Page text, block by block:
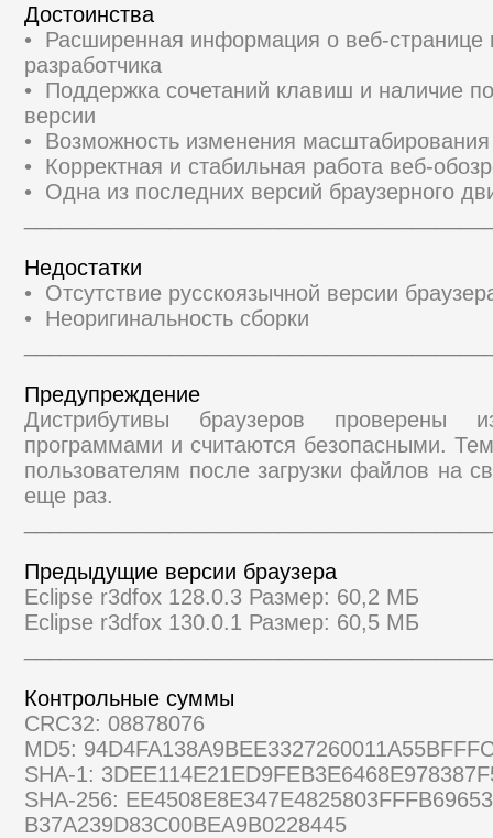
Достоинства
• Расширенная информация о веб-странице
разработчика
• Поддержка сочетаний клавиш и наличие
версии
• Возможность изменения масштабирования
• Корректная и стабильная работа веб-
• Одна из последних версий браузерного
Недостатки
• Отсутствие русскоязычной версии
• Неоригинальность сборки
Предупреждение
Дистрибутивы браузеров проверены
программами и считаются безопасными.
пользователям после загрузки файлов на
еще раз.
Предыдущие версии браузера
Eclipse r3dfox 128.0.3 Размер: 60,2 МБ
Eclipse r3dfox 130.0.1 Размер: 60,5 МБ
Контрольные суммы
CRC32: 08878076
MD5:
SHA-1:
SHA-256:
B37A239D83C00BEA9B0228445